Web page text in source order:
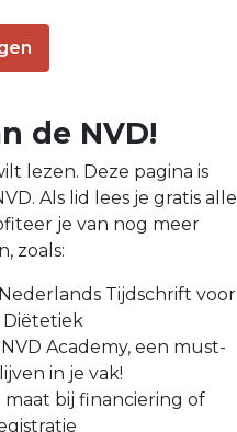
de NVD!
lezen. Deze pagina is
Als lid lees je gratis alle
je van nog meer
zoals:
Tijdschrift voor
Diëtetiek
Academy, een must-
in je vak!
maat bij financiering of